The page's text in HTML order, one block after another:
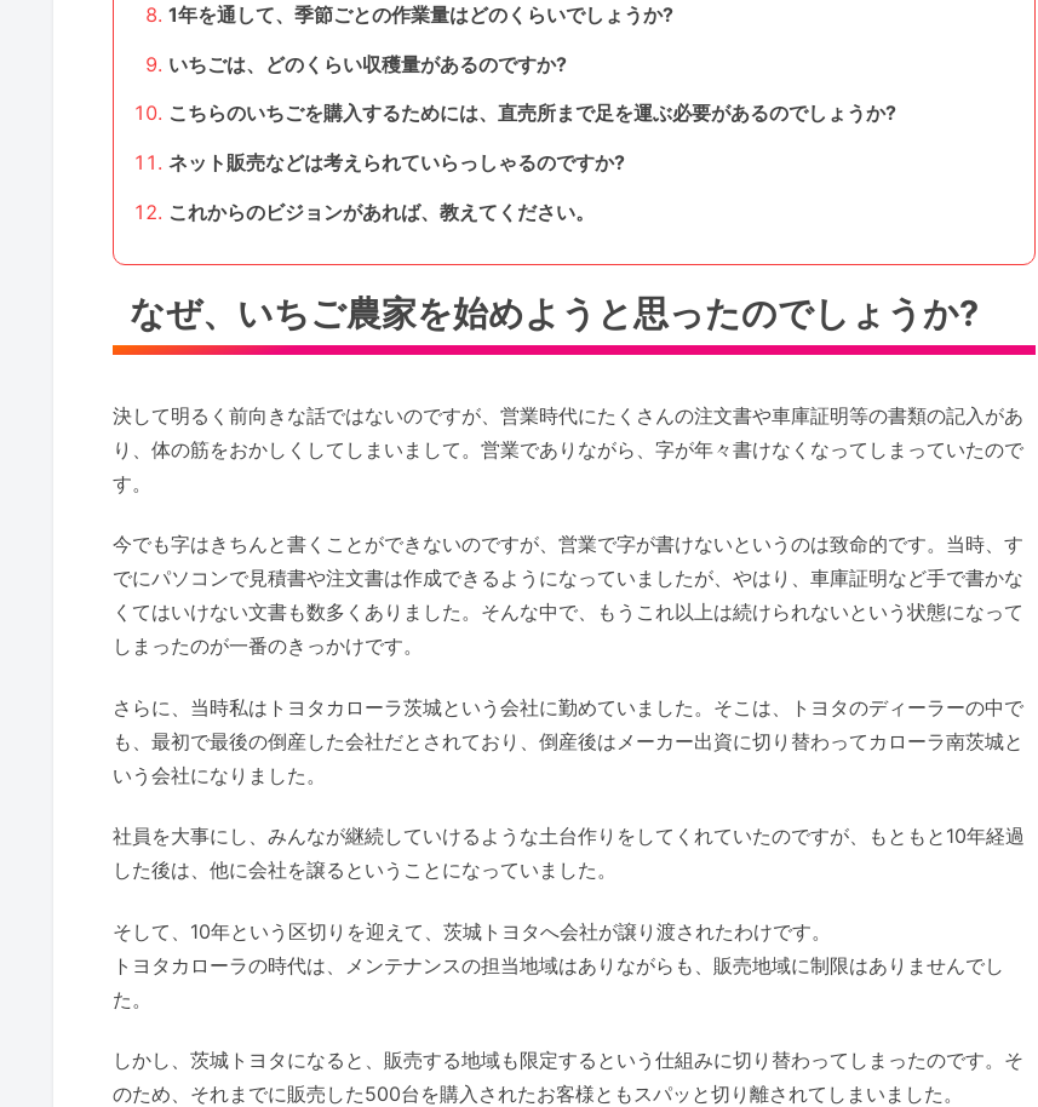
1年を通して、季節ごとの作業量はどのくらいでしょうか?
いちごは、どのくらい収穫量があるのですか?
こちらのいちごを購入するためには、直売所まで足を運ぶ必要があるのでしょうか?
ネット販売などは考えられていらっしゃるのですか?
これからのビジョンがあれば、教えてください。
なぜ、いちご農家を始めようと思ったのでしょうか?
決して明るく前向きな話ではないのですが、営業時代にたくさんの注文書や車庫証明等の書類の記入があ
り、体の筋をおかしくしてしまいまして。営業でありながら、字が年々書けなくなってしまっていたので
す。
今でも字はきちんと書くことができないのですが、営業で字が書けないというのは致命的です。当時、す
でにパソコンで見積書や注文書は作成できるようになっていましたが、やはり、車庫証明など手で書かな
くてはいけない文書も数多くありました。そんな中で、もうこれ以上は続けられないという状態になって
しまったのが一番のきっかけです。
さらに、当時私はトヨタカローラ茨城という会社に勤めていました。そこは、トヨタのディーラーの中で
も、最初で最後の倒産した会社だとされており、倒産後はメーカー出資に切り替わってカローラ南茨城と
いう会社になりました。
社員を大事にし、みんなが継続していけるような土台作りをしてくれていたのですが、もともと10年経過
した後は、他に会社を譲るということになっていました。
そして、10年という区切りを迎えて、茨城トヨタへ会社が譲り渡されたわけです。
トヨタカローラの時代は、メンテナンスの担当地域はありながらも、販売地域に制限はありませんでし
た。
しかし、茨城トヨタになると、販売する地域も限定するという仕組みに切り替わってしまったのです。そ
のため、それまでに販売した500台を購入されたお客様ともスパッと切り離されてしまいました。